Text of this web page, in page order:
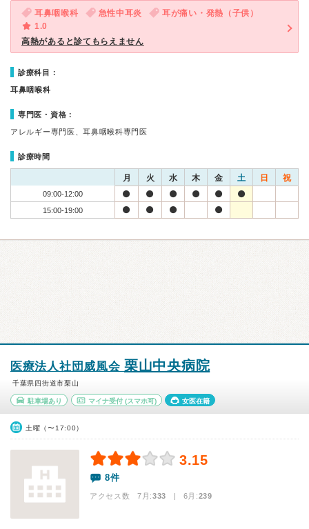
耳鼻咽喉科 急性中耳炎
耳が痛い・発熱（子供）
1.0
高熱があると診てもらえません
診療科目：
耳鼻咽喉科
専門医・資格：
アレルギー専門医、耳鼻咽喉科専門医
診療時間
月 火 水 木 金 土 日 祝
09:00-12:00
15:00-19:00
医療法人社団威風会 栗山中央病院
千葉県四街道市栗山
駐車場あり マイナ受付(スマホ可) 女医在籍
土曜（〜17:00）
3.15
8件
アクセス数 7月:333 | 6月:239